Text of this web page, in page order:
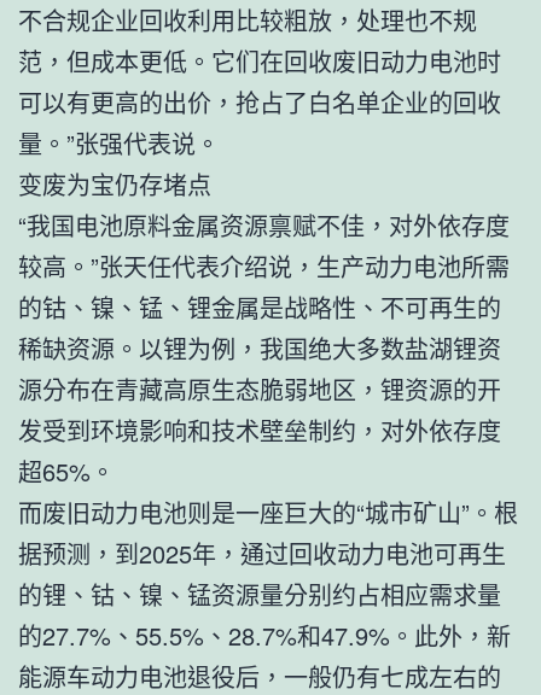
不合规企业回收利用比较粗放，处理也不规
范，但成本更低。它们在回收废旧动力电池时
可以有更高的出价，抢占了白名单企业的回收
量。”张强代表说。
变废为宝仍存堵点
“我国电池原料金属资源禀赋不佳，对外依存度
较高。”张天任代表介绍说，生产动力电池所需
的钴、镍、锰、锂金属是战略性、不可再生的
稀缺资源。以锂为例，我国绝大多数盐湖锂资
源分布在青藏高原生态脆弱地区，锂资源的开
发受到环境影响和技术壁垒制约，对外依存度
超65%。
而废旧动力电池则是一座巨大的“城市矿山”。根
据预测，到2025年，通过回收动力电池可再生
的锂、钴、镍、锰资源量分别约占相应需求量
的27.7%、55.5%、28.7%和47.9%。此外，新
能源车动力电池退役后，一般仍有七成左右的